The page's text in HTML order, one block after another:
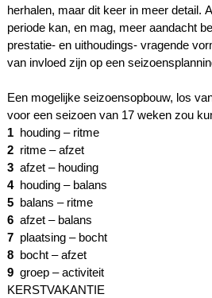
herhalen, maar dit keer in meer detail.
periode kan, en mag, meer aandacht
prestatie- en uithoudings- vragende
van invloed zijn op een
Een mogelijke seizoensopbouw, los
voor een seizoen van 17 weken zou
1houding – ritme
2 ritme – afzet
3 afzet – houding
4 houding – balans
5balans – ritme
6afzet – balans
7plaatsing – bocht
8bocht – afzet
9groep – activiteit
KERSTVAKANTIE